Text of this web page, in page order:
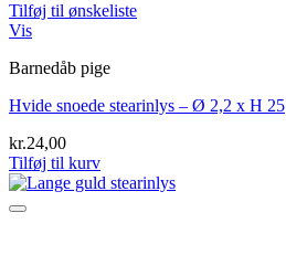
Tilføj til ønskeliste
Vis
Barnedåb pige
Hvide snoede stearinlys – Ø 2,2 x H 25
kr.24,00
Tilføj til kurv